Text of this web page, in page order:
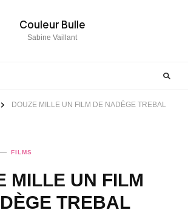
Couleur Bulle
Sabine Vaillant
DOUZE MILLE UN FILM DE NADÈGE TREBAL
FILMS
MILLE UN FILM
TREBAL